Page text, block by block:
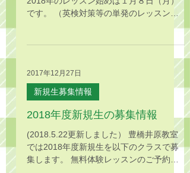
です。 （英検対策等の単発のレッスンは
除きます。） みなさま、どうぞ良いお年
2017年12月27日
新規生募集情報
2018年度新規生の募集情報
(2018.5.22更新しました） 豊橋井原教室
では2018年度新規生を以下のクラスで募
集します。 無料体験レッスンのご予約を